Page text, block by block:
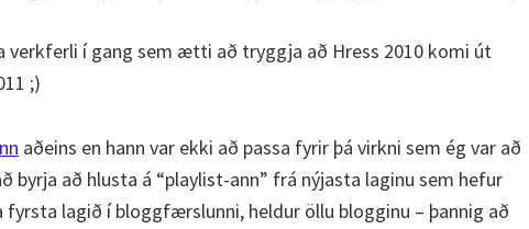
verkferli í gang sem ætti að tryggja að Hress 2010 komi út
;)
aðeins en hann var ekki að passa fyrir þá virkni sem ég var að
byrja að hlusta á “playlist-ann” frá nýjasta laginu sem hefur
lagið í bloggfærslunni, heldur öllu blogginu – þannig að